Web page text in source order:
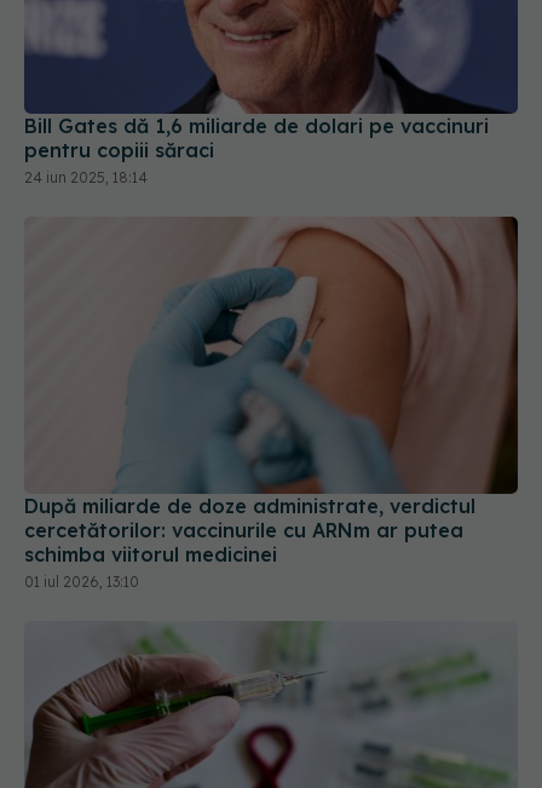
Bill Gates dă 1,6 miliarde de dolari pe vaccinuri
pentru copiii săraci
După miliarde de doze administrate, verdictul
cercetătorilor: vaccinurile cu ARNm ar putea
schimba viitorul medicinei
01 iul 2026, 13:10